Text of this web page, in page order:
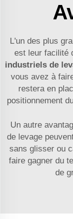
L'un des plus
est leur facilité
industriels de
vous avez à
restera en
positionnement
Un autre
de levage
sans glisser ou
faire gagner du
de